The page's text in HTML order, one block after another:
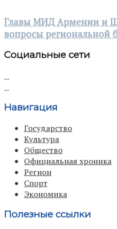
Главы МИД Армении и
вопросы региональной
Социальные сети
Навигация
Государство
Культура
Общество
Официальная хроника
Регион
Спорт
Экономика
Полезные ссылки